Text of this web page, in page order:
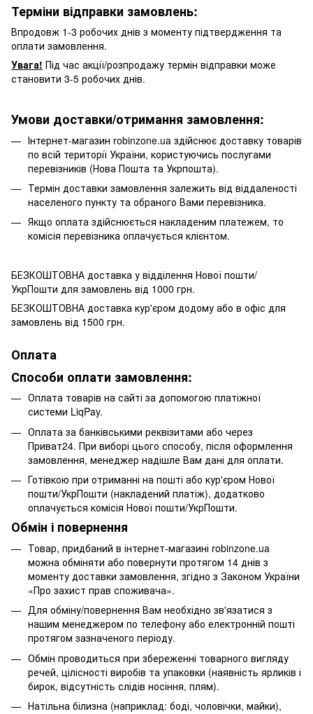
Терміни відправки замовлень:
Впродовж 1-3 робочих днів з моменту підтвердження та
оплати замовлення.
Увага! Під час акції/розпродажу термін відправки може
становити 3-5 робочих днів.
Умови доставки/отримання замовлення:
Інтернет-магазин robinzone.ua здійснює доставку товарів
по всій території України, користуючись послугами
перевізників (Нова Пошта та Укрпошта).
Термін доставки замовлення залежить від віддаленості
населеного пункту та обраного Вами перевізника.
Якщо оплата здійснюється накладеним платежем, то
комісія перевізника оплачується клієнтом.
БЕЗКОШТОВНА доставка у відділення Нової пошти/
УкрПошти для замовлень від 1000 грн.
БЕЗКОШТОВНА доставка кур'єром додому або в офіс для
замовлень від 1500 грн.
Оплата
Способи оплати замовлення:
Оплата товарів на сайті за допомогою платіжної
системи LiqPay.
Оплата за банківськими реквізитами або через
Приват24. При виборі цього способу, після оформлення
замовлення, менеджер надішле Вам дані для оплати.
Готівкою при отриманні на пошті або кур'єром Нової
пошти/УкрПошти (накладений платіж), додатково
оплачується комісія Нової пошти/УкрПошти.
Обмін і повернення
Товар, придбаний в інтернет-магазині robinzone.ua
можна обміняти або повернути протягом 14 днів з
моменту доставки замовлення, згідно з Законом України
«Про захист прав споживача».
Для обміну/повернення Вам необхідно зв'язатися з
нашим менеджером по телефону або електронній пошті
протягом зазначеного періоду.
Обмін проводиться при збереженні товарного вигляду
речей, цілісності виробів та упаковки (наявність ярликів і
бирок, відсутність слідів носіння, плям).
Натільна білизна (наприклад: боді, чоловічки, майки),